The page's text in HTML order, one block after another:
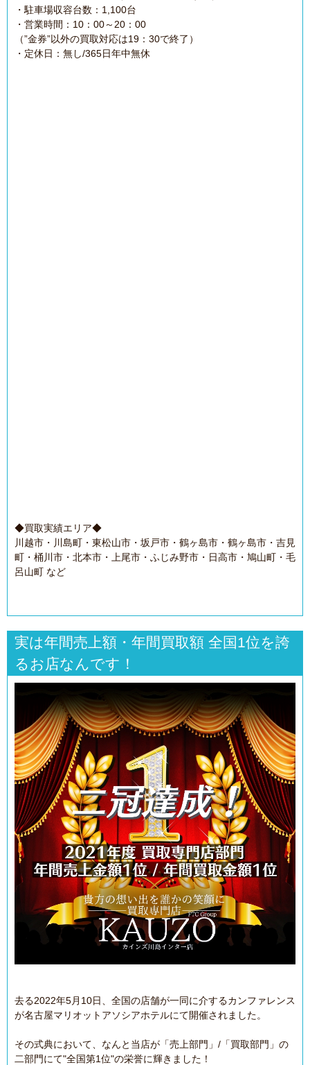
・駐車場収容台数：1,100台
・営業時間：10：00～20：00
（”金券”以外の買取対応は19：30で終了）
・定休日：無し/365日年中無休
◆買取実績エリア◆
川越市・川島町・東松山市・坂戸市・鶴ヶ島市・鶴ヶ島市・吉見
町・桶川市・北本市・上尾市・ふじみ野市・日高市・鳩山町・毛
呂山町 など
実は年間売上額・年間買取額 全国1位を誇
るお店なんです！
去る2022年5月10日、全国の店舗が一同に介するカンファレンス
が名古屋マリオットアソシアホテルにて開催されました。
その式典において、なんと当店が「売上部門」/「買取部門」の
二部門にて"全国第1位"の栄誉に輝きました！